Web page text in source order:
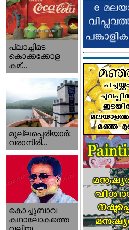
പ്ലാച്ചിമട
കൊക്കക്കോള
കമ്...
മുല്ലപ്പെരിയാര്‍:
വരാനിരി...
കൊച്ചുബാവ
കഥാലോകത്തെ